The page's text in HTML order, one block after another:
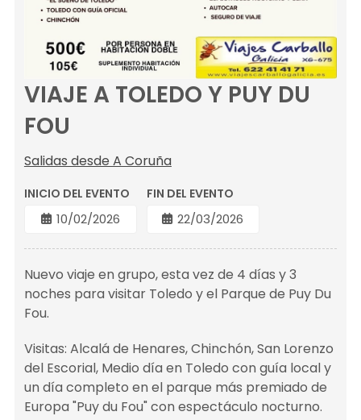
VIAJE A TOLEDO Y PUY DU
FOU
Salidas desde A Coruña
INICIO DEL EVENTO
10/02/2026
FIN DEL EVENTO
22/03/2026
Nuevo viaje en grupo, esta vez de 4 días y 3
noches para visitar Toledo y el Parque de Puy Du
Fou.
Visitas: Alcalá de Henares, Chinchón, San Lorenzo
del Escorial, Medio día en Toledo con guía local y
un día completo en el parque más premiado de
Europa "Puy du Fou" con espectáculo nocturno.